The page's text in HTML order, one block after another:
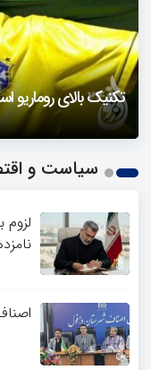
تکنیک بالای روماریو
فیلمی از یک خواننده
حمله تند مصطفی
دزفول را باید دید
2
سیاست و